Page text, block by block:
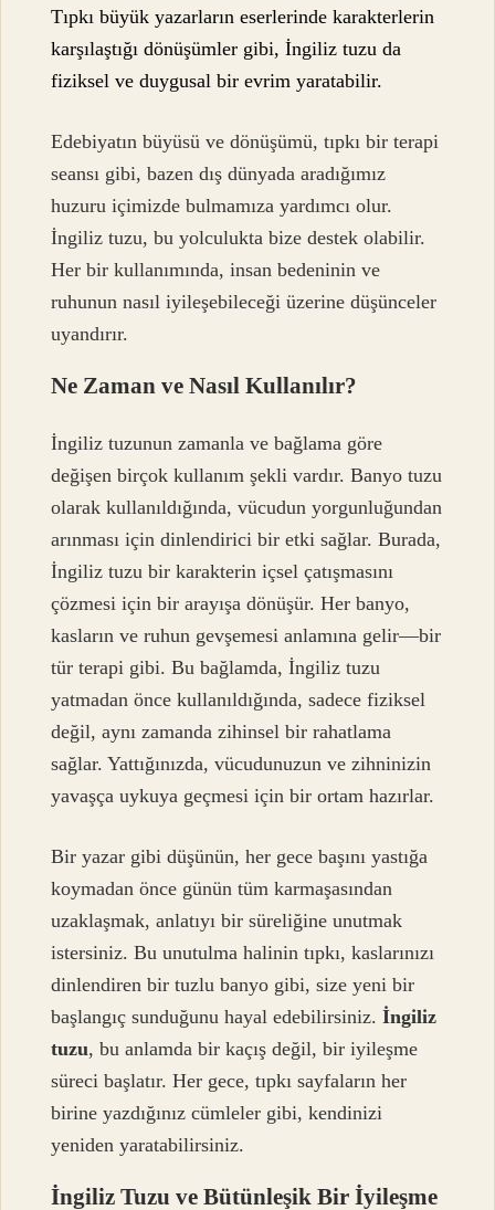
Tıpkı büyük yazarların eserlerinde karakterlerin
karşılaştığı dönüşümler gibi, İngiliz tuzu da
fiziksel ve duygusal bir evrim yaratabilir.
Edebiyatın büyüsü ve dönüşümü, tıpkı bir terapi
seansı gibi, bazen dış dünyada aradığımız
huzuru içimizde bulmamıza yardımcı olur.
İngiliz tuzu, bu yolculukta bize destek olabilir.
Her bir kullanımında, insan bedeninin ve
ruhunun nasıl iyileşebileceği üzerine düşünceler
uyandırır.
Ne Zaman ve Nasıl Kullanılır?
İngiliz tuzunun zamanla ve bağlama göre
değişen birçok kullanım şekli vardır. Banyo tuzu
olarak kullanıldığında, vücudun yorgunluğundan
arınması için dinlendirici bir etki sağlar. Burada,
İngiliz tuzu bir karakterin içsel çatışmasını
çözmesi için bir arayışa dönüşür. Her banyo,
kasların ve ruhun gevşemesi anlamına gelir—bir
tür terapi gibi. Bu bağlamda, İngiliz tuzu
yatmadan önce kullanıldığında, sadece fiziksel
değil, aynı zamanda zihinsel bir rahatlama
sağlar. Yattığınızda, vücudunuzun ve zihninizin
yavaşça uykuya geçmesi için bir ortam hazırlar.
Bir yazar gibi düşünün, her gece başını yastığa
koymadan önce günün tüm karmaşasından
uzaklaşmak, anlatıyı bir süreliğine unutmak
istersiniz. Bu unutulma halinin tıpkı, kaslarınızı
dinlendiren bir tuzlu banyo gibi, size yeni bir
başlangıç sunduğunu hayal edebilirsiniz.İngiliz
tuzu, bu anlamda bir kaçış değil, bir iyileşme
süreci başlatır. Her gece, tıpkı sayfaların her
birine yazdığınız cümleler gibi, kendinizi
yeniden yaratabilirsiniz.
İngiliz Tuzu ve Bütünleşik Bir İyileşme